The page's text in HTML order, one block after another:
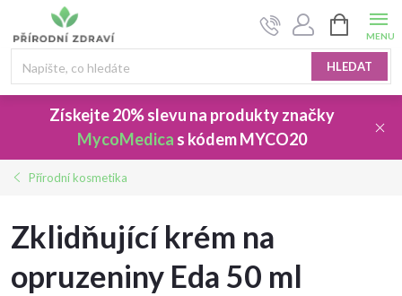
obsah
HLEDAT
KOŠÍK
Získejte 20% slevu na produkty značky
MycoMedica s kódemMYCO20
Přírodní kosmetika
Zklidňující krém na
opruzeniny Eda 50 ml